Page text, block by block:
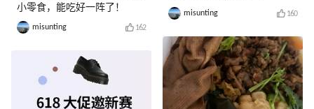
小零食，能吃好一阵了！
misunting 162
misunting 160